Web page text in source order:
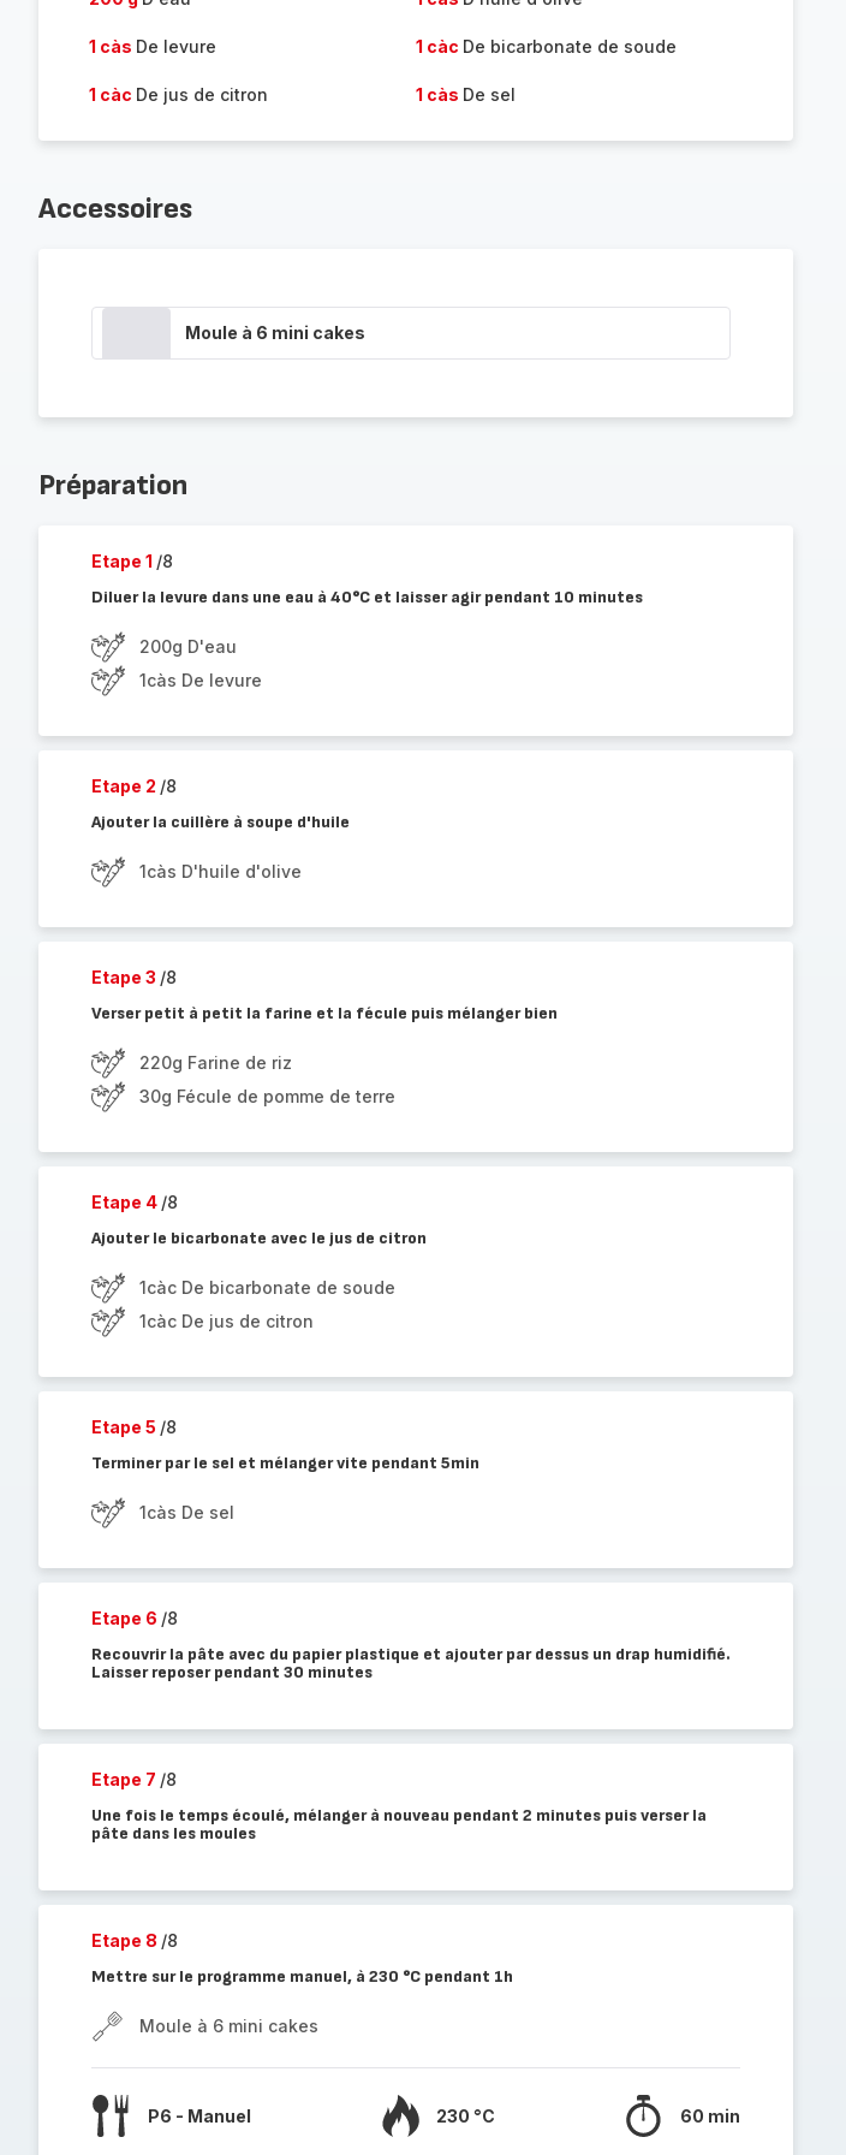
1 càs De levure 1 càc De bicarbonate de soude
1 càc De jus de citron 1 càs De sel
Accessoires
Moule à 6 mini cakes
Préparation
Etape 1 /8
Diluer la levure dans une eau à 40°C et laisser agir pendant 10 minutes
200g D'eau
1càs De levure
Etape 2 /8
Ajouter la cuillère à soupe d'huile
1càs D'huile d'olive
Etape 3 /8
Verser petit à petit la farine et la fécule puis mélanger bien
220g Farine de riz
30g Fécule de pomme de terre
Etape 4 /8
Ajouter le bicarbonate avec le jus de citron
1càc De bicarbonate de soude
1càc De jus de citron
Etape 5 /8
Terminer par le sel et mélanger vite pendant 5min
1càs De sel
Etape 6 /8
Recouvrir la pâte avec du papier plastique et ajouter par dessus un drap humidifié.
Laisser reposer pendant 30 minutes
Etape 7 /8
Une fois le temps écoulé, mélanger à nouveau pendant 2 minutes puis verser la
pâte dans les moules
Etape 8 /8
Mettre sur le programme manuel, à 230 °C pendant 1h
Moule à 6 mini cakes
P6 - Manuel 230 °C 60 min